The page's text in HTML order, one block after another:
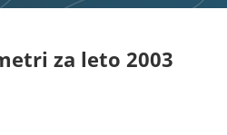
za leto 2003